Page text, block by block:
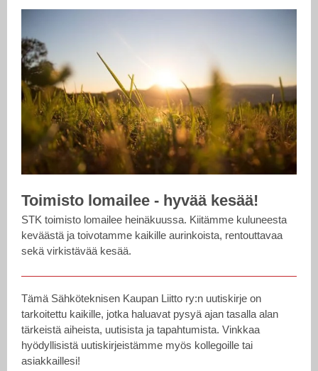
Toimisto lomailee - hyvää kesää!
STK toimisto lomailee heinäkuussa. Kiitämme kuluneesta
keväästä ja toivotamme kaikille aurinkoista, rentouttavaa
sekä virkistävää kesää.
Tämä Sähköteknisen Kaupan Liitto ry:n uutiskirje on
tarkoitettu kaikille, jotka haluavat pysyä ajan tasalla alan
tärkeistä aiheista, uutisista ja tapahtumista. Vinkkaa
hyödyllisistä uutiskirjeistämme myös kollegoille tai
asiakkaillesi!